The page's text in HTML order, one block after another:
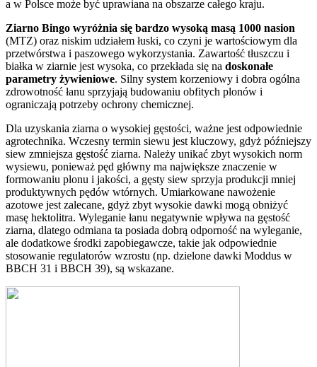
a w Polsce może być uprawiana na obszarze całego kraju.
Ziarno Bingo wyróżnia się bardzo wysoką masą 1000 nasion
(MTZ) oraz niskim udziałem łuski, co czyni je wartościowym dla
przetwórstwa i paszowego wykorzystania. Zawartość tłuszczu i
białka w ziarnie jest wysoka, co przekłada się na doskonałe
parametry żywieniowe. Silny system korzeniowy i dobra ogólna
zdrowotność łanu sprzyjają budowaniu obfitych plonów i
ograniczają potrzeby ochrony chemicznej.
Dla uzyskania ziarna o wysokiej gęstości, ważne jest odpowiednie
agrotechnika. Wczesny termin siewu jest kluczowy, gdyż późniejszy
siew zmniejsza gęstość ziarna. Należy unikać zbyt wysokich norm
wysiewu, ponieważ pęd główny ma największe znaczenie w
formowaniu plonu i jakości, a gęsty siew sprzyja produkcji mniej
produktywnych pędów wtórnych. Umiarkowane nawożenie
azotowe jest zalecane, gdyż zbyt wysokie dawki mogą obniżyć
masę hektolitra. Wyleganie łanu negatywnie wpływa na gęstość
ziarna, dlatego odmiana ta posiada dobrą odporność na wyleganie,
ale dodatkowe środki zapobiegawcze, takie jak odpowiednie
stosowanie regulatorów wzrostu (np. dzielone dawki Moddus w
BBCH 31 i BBCH 39), są wskazane.